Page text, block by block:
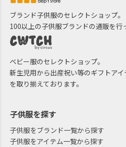
ブランド子供服のセレクトショップ。
100以上の子供服ブランドの通販を行
ベビー服のセレクトショップ。
新生児用から出産祝い等のギフトア
を取り揃えております。
子供服を探す
子供服をブランド一覧から探す
子供服をアイテム一覧から探す